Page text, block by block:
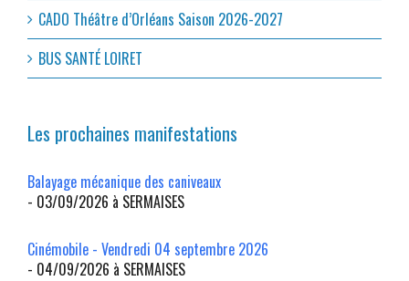
CADO Théâtre d’Orléans Saison 2026-2027
BUS SANTÉ LOIRET
Les prochaines manifestations
Balayage mécanique des caniveaux
- 03/09/2026 à SERMAISES
Cinémobile - Vendredi 04 septembre 2026
- 04/09/2026 à SERMAISES